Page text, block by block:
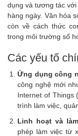
dụng và tương tác
hàng ngày. Văn hóa
còn về cách thức
trong môi trường số
Các yếu tố
Ứng dụng công
công nghệ mới
Internet of Things
trình làm việc,
Linh hoạt và
phép làm việc từ